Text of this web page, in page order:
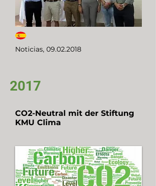
Noticias, 09.02.2018
2017
CO2-Neutral mit der Stiftung
KMU Clima